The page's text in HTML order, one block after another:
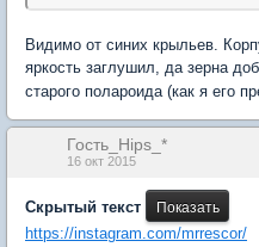
Видимо от синих крыльев.
яркость заглушил, да зерна
старого полароида (как я его
Гость_Hips_*
16 окт 2015
Скрытый текст
https://instagram.com/mrrescor/